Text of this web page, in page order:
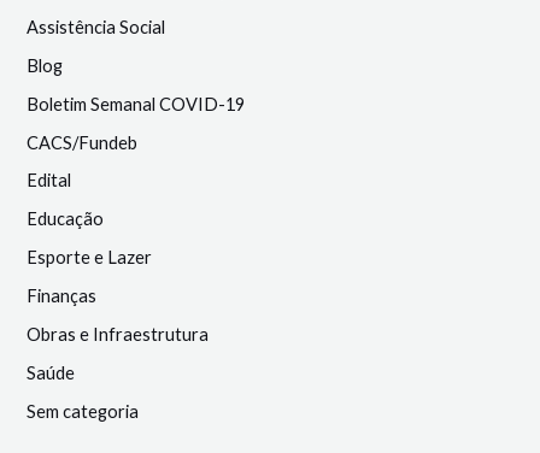
Assistência Social
Blog
Boletim Semanal COVID-19
CACS/Fundeb
Edital
Educação
Esporte e Lazer
Finanças
Obras e Infraestrutura
Saúde
Sem categoria